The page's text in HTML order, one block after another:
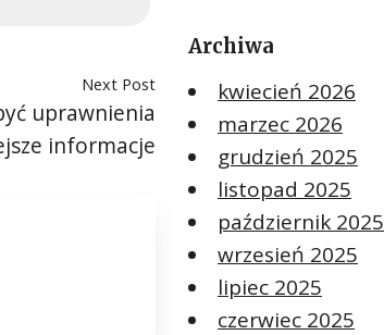
Next Post
uprawnienia
informacje
Archiwa
kwiecień 2026
marzec 2026
grudzień 2025
listopad 2025
październik 2025
wrzesień 2025
lipiec 2025
czerwiec 2025